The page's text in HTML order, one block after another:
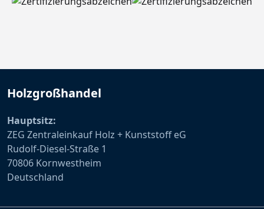
Holzgroßhandel
Hauptsitz:
ZEG Zentraleinkauf Holz + Kunststoff eG
Rudolf-Diesel-Straße 1
70806 Kornwestheim
Deutschland